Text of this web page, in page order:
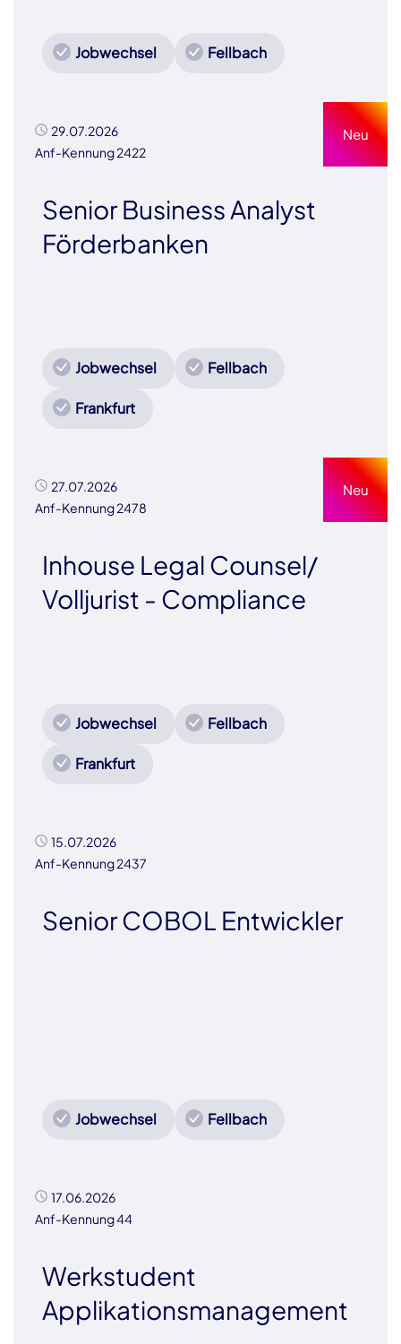
Jobwechsel Fellbach
29.07.2026
Anf-Kennung 2422
Neu
Senior Business Analyst
Förderbanken
Jobwechsel Fellbach
Frankfurt
27.07.2026
Anf-Kennung 2478
Neu
Inhouse Legal Counsel/
Volljurist - Compliance
Jobwechsel Fellbach
Frankfurt
15.07.2026
Anf-Kennung 2437
Senior COBOL Entwickler
Jobwechsel Fellbach
17.06.2026
Anf-Kennung 44
Werkstudent
Applikationsmanagement